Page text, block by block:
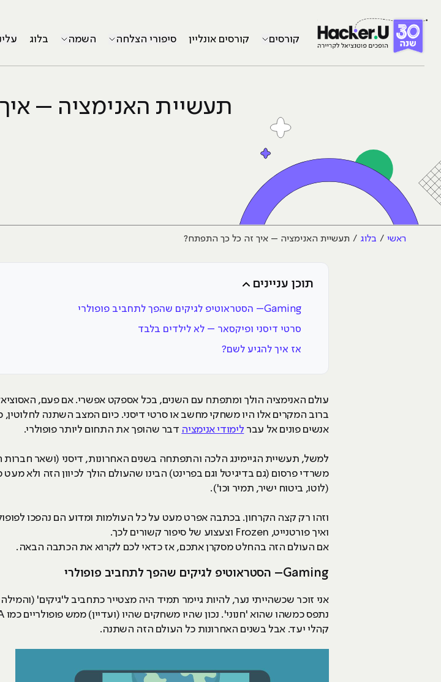
קורסים קורסים אונליין סיפורי הצלחה השמה בלוג
תעשיית האנימציה –
ראשי בלוג תעשיית האנימציה – איך זה כל כך התפתח?
תוכן עניינים
Gaming– הסטראוטיפ לגיקים שהפך לתחביב פופולרי
סרטי דיסני ופיקסאר – לא לילדים בלבד
אז איך להגיע לשם?
עולם האנימציה הולך ומתפתח עם השנים, בכל אספקט אפשרי. אם פעם,
ברוב המקרים אלו היו משחקי מחשב או סרטי דיסני. כיום המצב השתנה לחלוטין,
אנשים פונים אל עבר לימודי אנימציה דבר שהופך את התחום ליותר פופולרי.
למשל, תעשיית הגיימינג הלכה והתפתחה בשנים האחרונות, דיסני (ושאר
משרדי פרסום (גם בדיגיטל וגם בפרינט) הבינו שהעולם הולך לכיוון הזה ולא
(לוטו, ביטוח ישיר, תמיר וכו').
וזהו רק קצה הקרחון. בכתבה אפרט מעט על כל העולמות ומדוע הם נהפכו
ואיך פורטנייט, Frozen וצעצוע של סיפור קשורים לכך.
אם העולם הזה בהחלט מסקרן אתכם, אז כדאי לכם לקרוא את הכתבה הבאה.
Gaming– הסטראוטיפ לגיקים שהפך לתחביב פופולרי
אני זוכר שכשהייתי נער, להיות גיימר תמיד היה מצטייר כתחביב ל'גיקים'
קהלי יעד. אבל בשנים האחרונות כל העולם הזה השתנה.